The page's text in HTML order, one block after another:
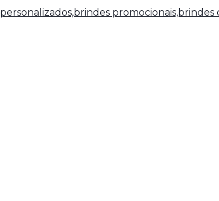
personalizados,brindes promocionais,brindes